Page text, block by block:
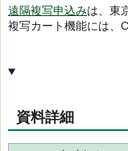
遠隔複写申込みは、東
複写カート機能には、
資料詳細